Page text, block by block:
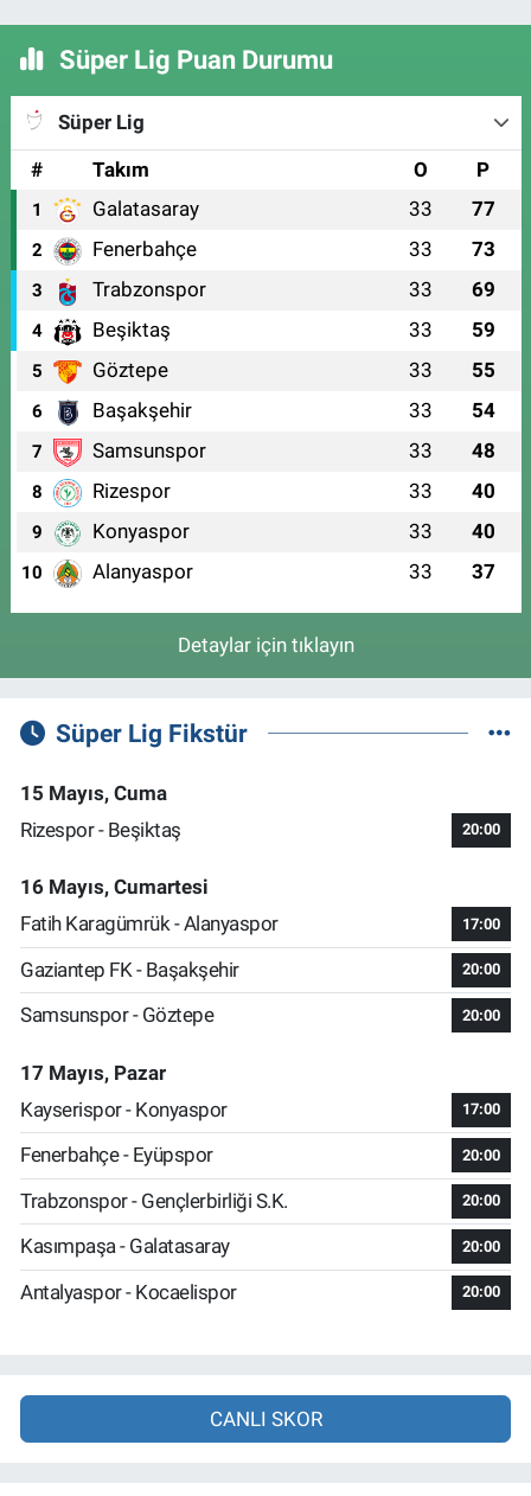
Süper Lig Puan Durumu
Süper Lig
#
Takım O P
1 Galatasaray 33 77
2 Fenerbahçe 33 73
3 Trabzonspor 33 69
4 Beşiktaş 33 59
5 Göztepe 33 55
6 Başakşehir 33 54
7 Samsunspor 33 48
8 Rizespor 33 40
9 Konyaspor 33 40
10 Alanyaspor 33 37
Detaylar için tıklayın
Süper Lig Fikstür
15 Mayıs, Cuma
Rizespor - Beşiktaş
20:00
16 Mayıs, Cumartesi
Fatih Karagümrük - Alanyaspor
17:00
Gaziantep FK - Başakşehir 20:00
Samsunspor - Göztepe 20:00
17 Mayıs, Pazar
Kayserispor - Konyaspor
17:00
Fenerbahçe - Eyüpspor 20:00
Trabzonspor - Gençlerbirliği S.K. 20:00
Kasımpaşa - Galatasaray 20:00
Antalyaspor - Kocaelispor 20:00
CANLI SKOR